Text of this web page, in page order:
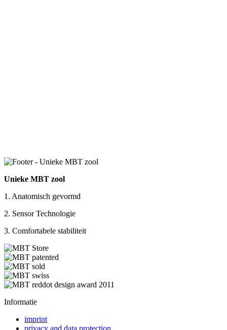
Unieke MBT zool
1. Anatomisch gevormd
2. Sensor Technologie
3. Comfortabele stabiliteit
Informatie
imprint